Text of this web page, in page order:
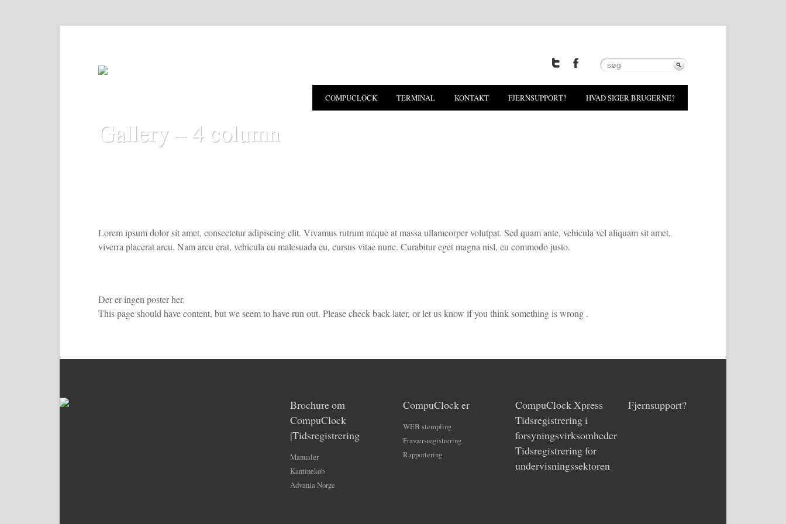
COMPUCLOCK TERMINAL KONTAKT FJERNSUPPORT? HVAD SIGER BRUGERNE?
Gallery – 4 column
Lorem ipsum dolor sit amet, consectetur adipiscing elit. Vivamus rutrum neque at massa ullamcorper volutpat. Sed quam ante, vehicula vel aliquam sit amet,
viverra placerat arcu. Nam arcu erat, vehicula eu malesuada eu, cursus vitae nunc. Curabitur eget magna nisl, eu commodo justo.
Der er ingen poster her.
This page should have content, but we seem to have run out. Please check back later, or let us know if you think something is wrong .
Brochure om
CompuClock
|Tidsregistrering
Manualer
Kantinekøb
Advania Norge
CompuClock er
WEB stempling
Fraværsregistrering
Rapportering
CompuClock Xpress
Tidsregistrering i
forsyningsvirksomheder
Tidsregistrering for
undervisningssektoren
Fjernsupport?